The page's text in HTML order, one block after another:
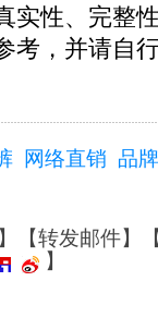
实性、完整
考，并请自
网络直销 品
【转发邮件】
】